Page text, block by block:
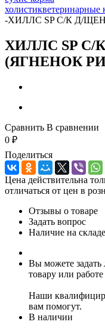
холистикветеринарные
-ХИЛЛС SP С/К Д/
ХИЛЛС SP С/
(ЯГНЕНОК
Сравнить В сравнении
0 ₽
Поделиться
Цена действительна
отличаться от цен в
Отзывы о товаре
Задать вопрос
Наличие на складе
Вы можете
товару или
Наши
вам помогут.
В наличии